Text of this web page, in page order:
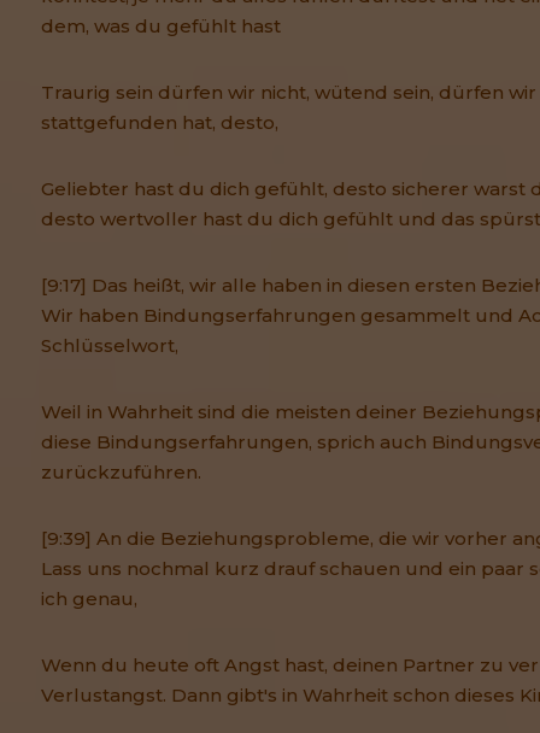
dem, was du gefühlt hast
Traurig sein dürfen wir nicht, wütend sein, dürfen
stattgefunden hat, desto,
Geliebter hast du dich gefühlt, desto sicherer warst
desto wertvoller hast du dich gefühlt und das
[9:17] Das heißt, wir alle haben in diesen ersten
Wir haben Bindungserfahrungen gesammelt und
Schlüsselwort,
Weil in Wahrheit sind die meisten deiner
diese Bindungserfahrungen, sprich auch
zurückzuführen.
[9:39] An die Beziehungsprobleme, die wir vorher
Lass uns nochmal kurz drauf schauen und ein paar
ich genau,
Wenn du heute oft Angst hast, deinen Partner zu
Verlustangst. Dann gibt's in Wahrheit schon dieses